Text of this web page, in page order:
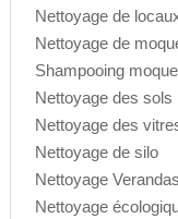
Nettoyage de
Nettoyage de
Shampooing
Nettoyage des sols
Nettoyage des
Nettoyage de silo
Nettoyage Verandas
Nettoyage